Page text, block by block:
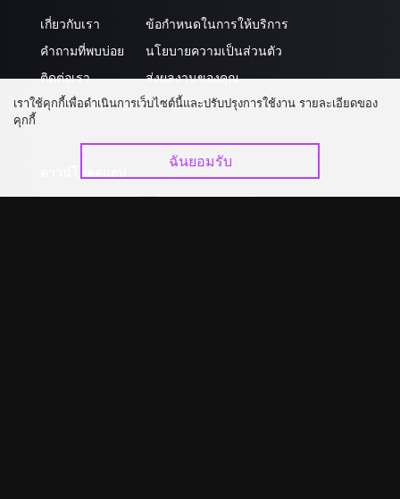
เกี่ยวกับเรา
คำถามที่พบบ่อย
ติดต่อเรา
อัปเกรด วีไอพี
ข้อกำหนดในการให้บริการ
นโยบายความเป็นส่วนตัว
ส่งผลงานของคุณ
ร่วมงานกับเรา
เราใช้คุกกี้เพื่อดำเนินการเว็บไซต์นี้และปรับปรุงการใช้งาน รายละเอียดของ
คุกกี้
ฉันยอมรับ